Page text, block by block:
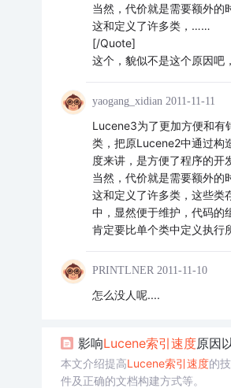
当然，代价就是需要额外的
这和定义了许多类，……
[/Quote]
这个，貌似不是这个原因吧
yaogang_xidian 2011-11-11
Lucene3为了更加方便和
类，把原Lucene2中通过构
度来讲，是方便了程序的开
当然，代价就是需要额外的
这和定义了许多类，这些类
中，显然便于维护，代码的
肯定要比单个类中定义执行
PRINTLNER 2011-11-10
怎么没人呢....
影响Lucene索引速度原因
本文介绍提高Lucene索引速度的
件及正确的文档构建方式等。